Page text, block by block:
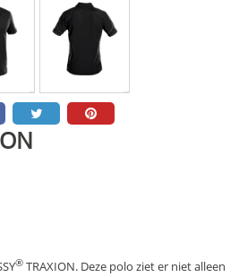
® TRAXION. Deze polo ziet er niet alleen